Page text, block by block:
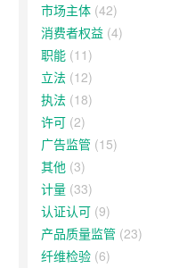
市场主体 (42)
消费者权益 (4)
职能 (11)
立法 (12)
执法 (18)
许可 (2)
广告监管 (15)
其他 (3)
计量 (33)
认证认可 (9)
产品质量监管 (23)
纤维检验 (6)